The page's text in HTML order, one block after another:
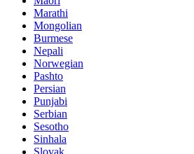
Marathi
Mongolian
Burmese
Nepali
Norwegian
Pashto
Persian
Punjabi
Serbian
Sesotho
Sinhala
Slovak